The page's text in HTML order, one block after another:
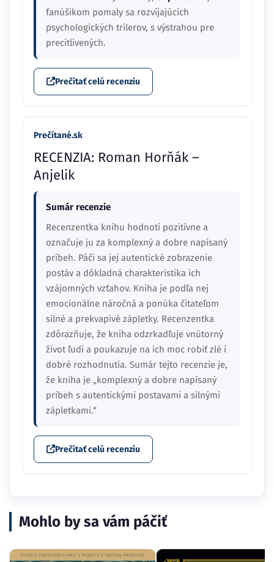
fanúšikom pomaly sa rozvíjajúcich
psychologických trilerov, s výstrahou pre
precitlivených.
Prečítať celú recenziu
Prečítané.sk
RECENZIA: Roman Horňák –
Anjelik
Sumár recenzie
Recenzentka knihu hodnotí pozitívne a
označuje ju za komplexný a dobre napísaný
príbeh. Páči sa jej autentické zobrazenie
postáv a dôkladná charakteristika ich
vzájomných vzťahov. Kniha je podľa nej
emocionálne náročná a ponúka čitateľom
silné a prekvapivé zápletky. Recenzentka
zdôrazňuje, že kniha odzrkadľuje vnútorný
život ľudí a poukazuje na ich moc robiť zlé i
dobré rozhodnutia. Sumár tejto recenzie je,
že kniha je „komplexný a dobre napísaný
príbeh s autentickými postavami a silnými
zápletkami.“
Prečítať celú recenziu
Mohlo by sa vám páčiť